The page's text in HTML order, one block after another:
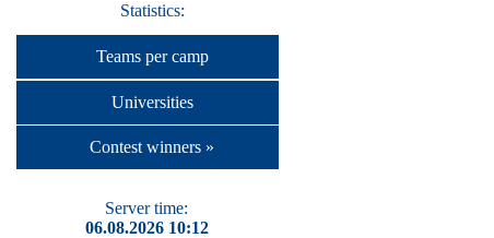
Statistics:
Teams per camp
Universities
Contest winners »
Server time:
06.08.2026 10:12